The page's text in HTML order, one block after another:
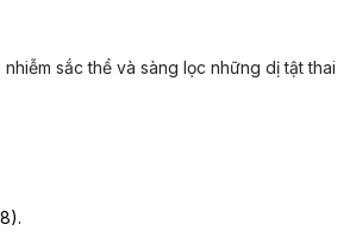
sắc thể và sàng lọc những dị tật thai